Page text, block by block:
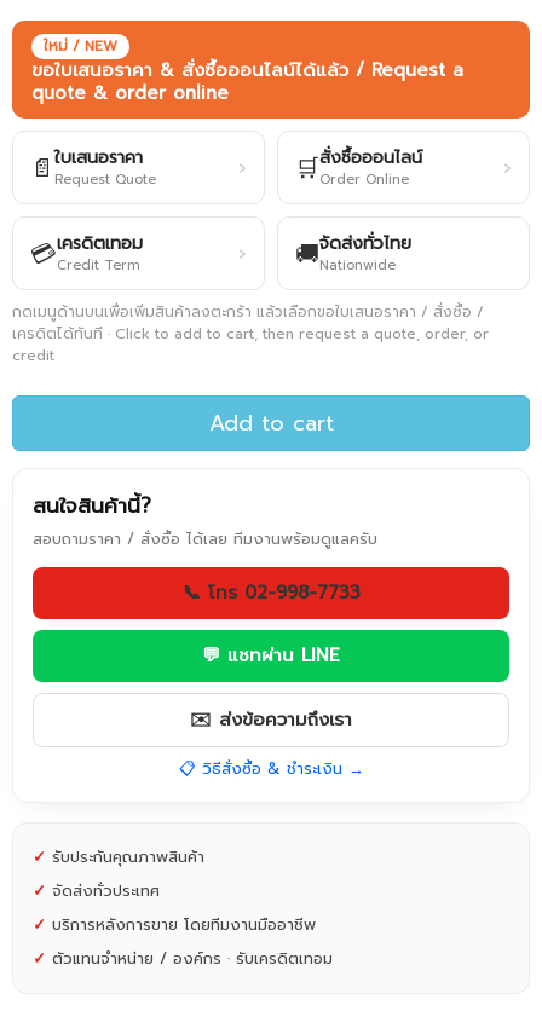
ใหม่ / NEW
ขอใบเสนอราคา & สั่งซื้อออนไลน์ได้แล้ว / Request a
quote & order online
📄 ใบเสนอราคา
Request Quote › 🛒สั่งซื้อออนไลน์
Order Online ›
💳เครดิตเทอม
Credit Term › 🚚จัดส่งทั่วไทย
Nationwide
กดเมนูด้านบนเพื่อเพิ่มสินค้าลงตะกร้า แล้วเลือกขอใบเสนอราคา / สั่งซื้อ /
เครดิตได้ทันที · Click to add to cart, then request a quote, order, or
credit
Add to cart
สนใจสินค้านี้?
สอบถามราคา / สั่งซื้อ ได้เลย ทีมงานพร้อมดูแลครับ
📞 โทร 02-998-7733
💬 แชทผ่าน LINE
✉️ ส่งข้อความถึงเรา
📋 วิธีสั่งซื้อ & ชำระเงิน →
✓ รับประกันคุณภาพสินค้า
✓ จัดส่งทั่วประเทศ
✓ บริการหลังการขาย โดยทีมงานมืออาชีพ
✓ ตัวแทนจำหน่าย / องค์กร · รับเครดิตเทอม